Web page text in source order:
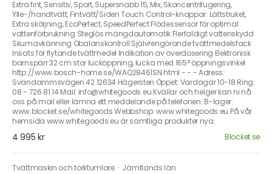
Extra fint, Sensitiv, Sport, Supersnabb 15, Mix, Skoncentrifugering,
Ylle-/handtvätt, Fintvätt/Siden Touch Control-knappar: Lättstruket,
Extra sköljning, EcoPerfect, SpeedPerfect Flödessensor för optimal
vattenförbrukning Steglös mängdautomatik Flerfaldigt vattenskydd
Skumavkänning Obalanskontroll Självrengörande tvättmedelsfack
Insats för flytande tvättmedel Indikation av överdosering Elektronisk
barnspärr 32 cm stor lucköppning, lucka med 165° öppningsvinkel
http://www.bosch-home.se/WAQ28461SN.html - - - Adress:
Svandammsvägen 42 12634 Hägersten Öppet: Vardagar 10-18 Ring:
08 - 726 81 14 Mail: info@whitegoods.eu Kvällar och helger kan ni nå
oss på mail eller lämna ett meddelande på telefonen. B-lager:
www.blocket.se/whitegoods Webbshop: www.whitegoods.eu På vår
hemsida www.whitegoods.eu är samtliga produkter nya.
4 995 kr Blocket.se
Tvättmaskin och torktumlare · Jämtlands län